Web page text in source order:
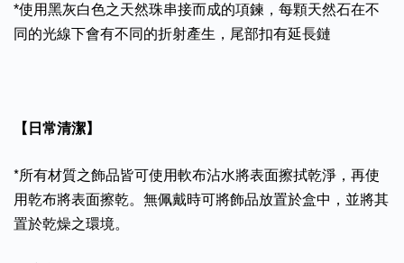
*使用黑灰白色之天然珠串接而成的項鍊，每顆天然石在不
同的光線下會有不同的折射產生，尾部扣有延長鏈
【日常清潔】
*所有材質之飾品皆可使用軟布沾水將表面擦拭乾淨，再使
用乾布將表面擦乾。無佩戴時可將飾品放置於盒中，並將其
置於乾燥之環境。